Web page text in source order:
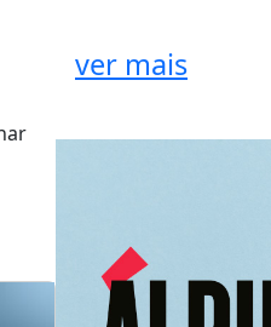
ver mais